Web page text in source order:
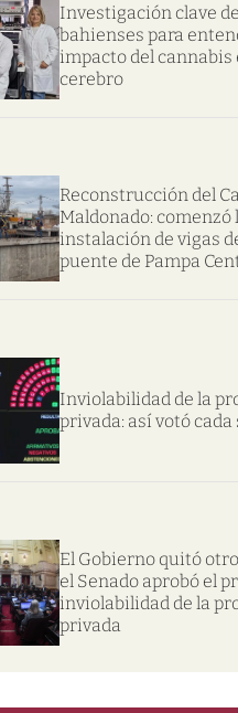
Investigación clave
bahienses para
impacto del cannabis
cerebro
Reconstrucción del
Maldonado: comenzó
instalación de vigas
puente de Pampa
Inviolabilidad de la
privada: así votó cada
El Gobierno quitó
el Senado aprobó el
inviolabilidad de la
privada